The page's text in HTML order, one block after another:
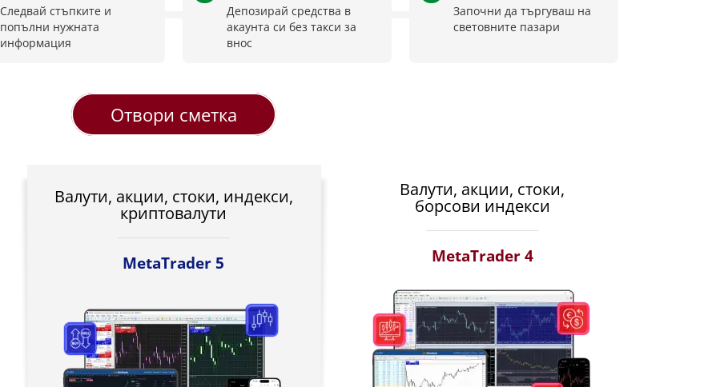
Следвай стъпките и
попълни нужната
информация
Депозирай средства в
акаунта си без такси за
внос
Започни да търгуваш на
световните пазари
Отвори сметка
Валути, акции, стоки, индекси,
криптовалути
MetaTrader 5
Валути, акции, стоки,
борсови индекси
MetaTrader 4